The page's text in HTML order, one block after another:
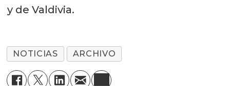
y de Valdivia.
NOTICIAS ARCHIVO